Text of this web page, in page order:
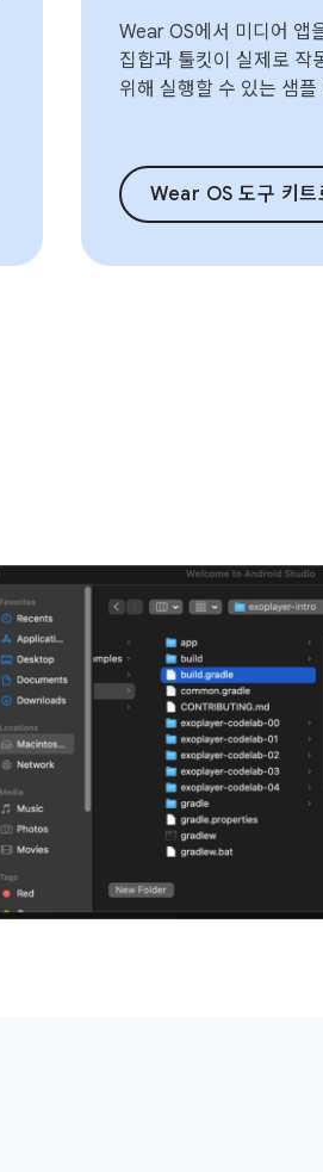
Wear OS에서 미디어 앱
집합과 툴킷이 실제로 작
위해 실행할 수 있는 샘플
Wear OS 도구 키트